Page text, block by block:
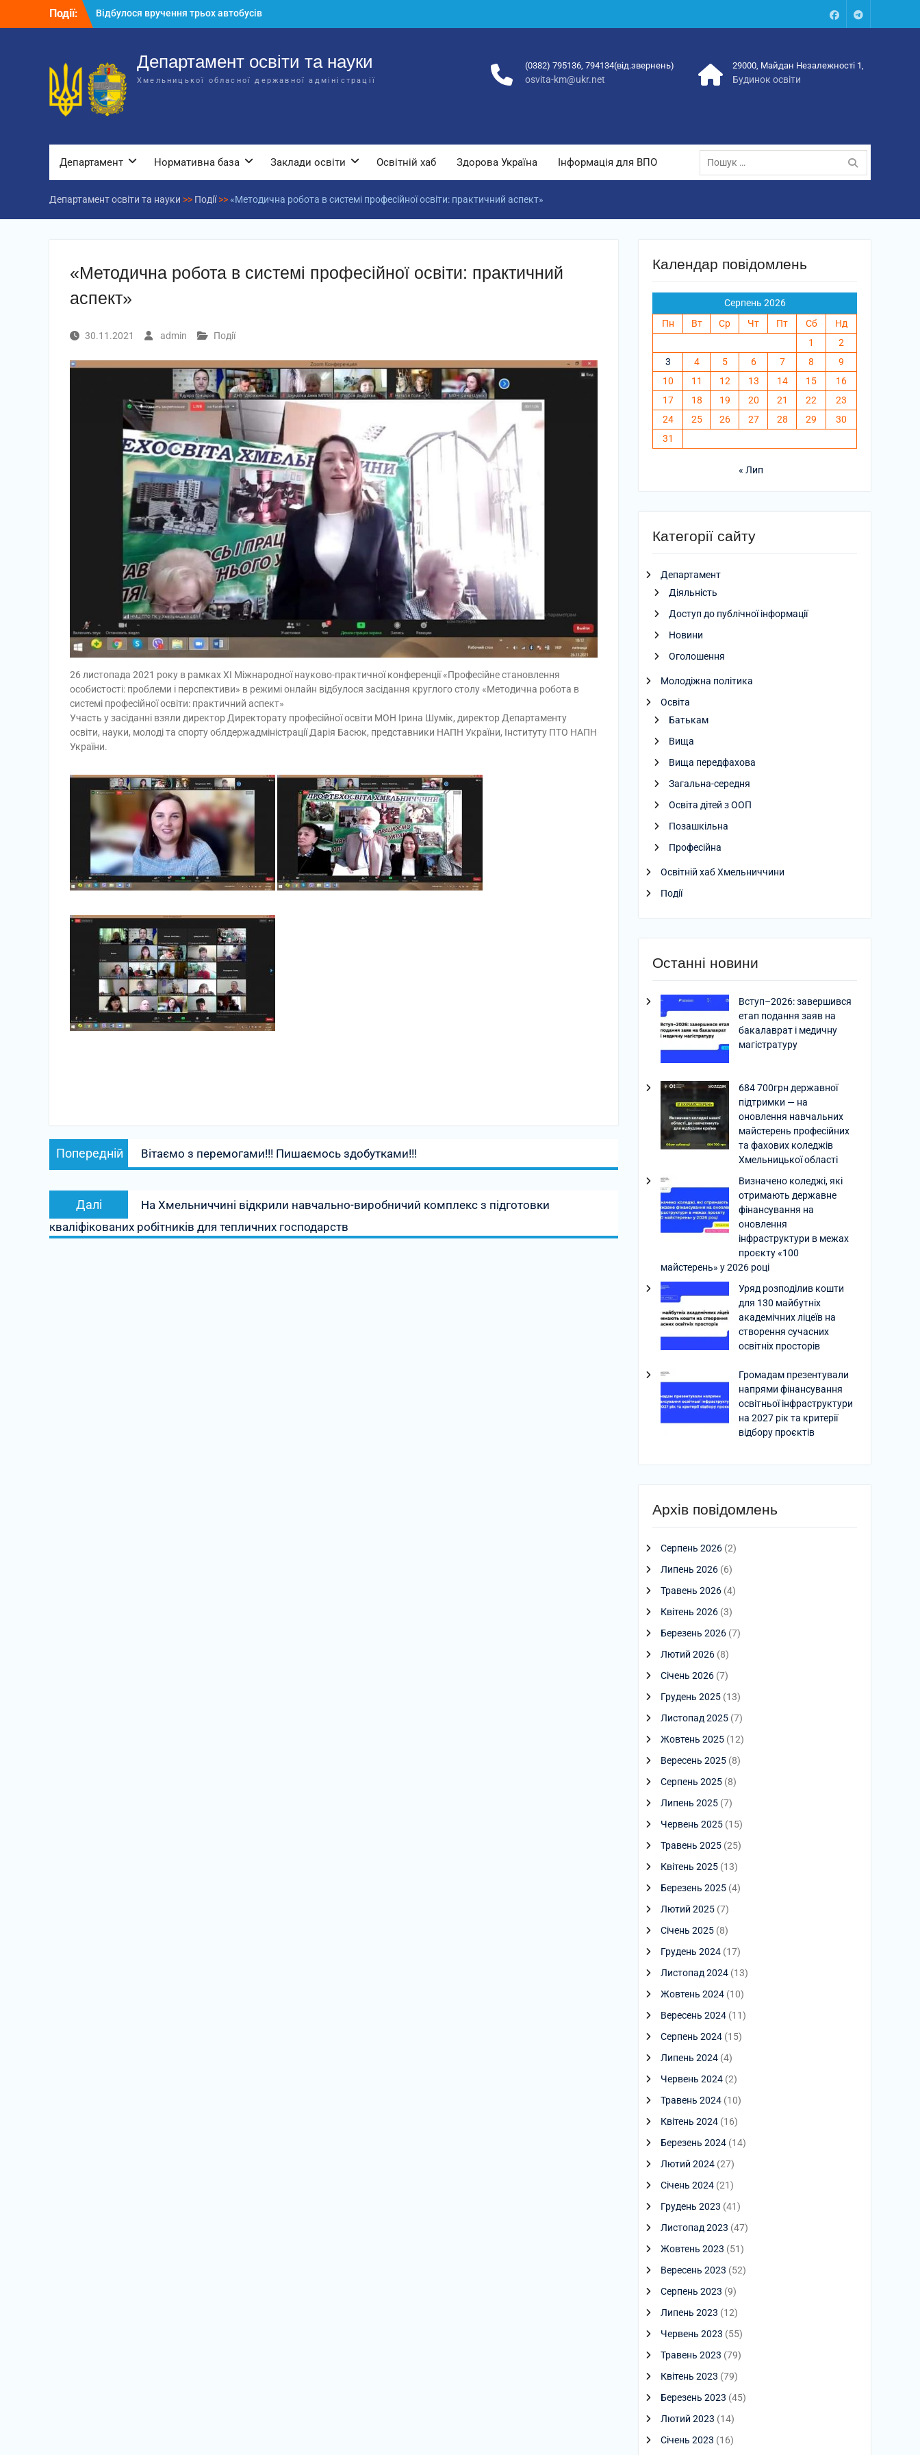
Події:
Відбулося вручення трьох автобусів
для потреб закладів освіти
Департаменту освіти та науки обласної
державної адміністрації
Відбулась обласна нарада для
відповідальних за національно-
патріотичне виховання
FacebookTalegram
Департамент освіти та науки
Хмельницької обласної державної адміністрації
(0382) 795136, 794134(від.звернень)
osvita-km@ukr.net
29000, Майдан Незалежності 1,
Будинок освіти
Департамент Нормативна база Заклади освіти Освітній хаб Здорова Україна Інформація для ВПО
Пошук:
Департамент освіти та науки >> Події>> «Методична робота в системі професійної освіти: практичний аспект»
«Методична робота в системі професійної освіти: практичний
аспект»
30.11.2021 admin Події
26 листопада 2021 року в рамках ХІ Міжнародної науково-практичної конференції «Професійне становлення
особистості: проблеми і перспективи» в режимі онлайн відбулося засідання круглого столу «Методична робота в
системі професійної освіти: практичний аспект»
Участь у засіданні взяли директор Директорату професійної освіти МОН Ірина Шумік, директор Департаменту
освіти, науки, молоді та спорту облдержадміністрації Дарія Басюк, представники НАПН України, Інституту ПТО НАПН
України.
Навігація
записів
Попередній
Попередній
запис:
Вітаємо з перемогами!!! Пишаємось здобутками!!!
Далі
запис:
На Хмельниччині відкрили навчально-виробничий комплекс з підготовки
кваліфікованих робітників для тепличних господарств
Календар повідомлень
Серпень 2026
Пн
Вт Ср Чт Пт Сб
Нд
1
2
3
4 5 6 7 8
9
10
11 12 13 14 15
16
17
18 19 20 21 22
23
24
25 26 27 28 29
30
31
« Лип
Категорії сайту
Департамент
Діяльність
Доступ до публічної інформації
Новини
Оголошення
Молодіжна політика
Освіта
Батькам
Вища
Вища передфахова
Загальна-середня
Освіта дітей з ООП
Позашкільна
Професійна
Освітній хаб Хмельниччини
Події
Останні новини
Вступ–2026: завершився
етап подання заяв на
бакалаврат і медичну
магістратуру
684 700грн державної
підтримки — на
оновлення навчальних
майстерень професійних
та фахових коледжів
Хмельницької області
Визначено коледжі, які
отримають державне
фінансування на
оновлення
інфраструктури в межах
проєкту «100
майстерень» у 2026 році
Уряд розподілив кошти
для 130 майбутніх
академічних ліцеїв на
створення сучасних
освітніх просторів
Громадам презентували
напрями фінансування
освітньої інфраструктури
на 2027 рік та критерії
відбору проєктів
Архів повідомлень
Серпень 2026 (2)
Липень 2026 (6)
Травень 2026 (4)
Квітень 2026 (3)
Березень 2026 (7)
Лютий 2026 (8)
Січень 2026 (7)
Грудень 2025 (13)
Листопад 2025 (7)
Жовтень 2025 (12)
Вересень 2025 (8)
Серпень 2025 (8)
Липень 2025 (7)
Червень 2025 (15)
Травень 2025 (25)
Квітень 2025 (13)
Березень 2025 (4)
Лютий 2025 (7)
Січень 2025 (8)
Грудень 2024 (17)
Листопад 2024 (13)
Жовтень 2024 (10)
Вересень 2024 (11)
Серпень 2024 (15)
Липень 2024 (4)
Червень 2024 (2)
Травень 2024 (10)
Квітень 2024 (16)
Березень 2024 (14)
Лютий 2024 (27)
Січень 2024 (21)
Грудень 2023 (41)
Листопад 2023 (47)
Жовтень 2023 (51)
Вересень 2023 (52)
Серпень 2023 (9)
Липень 2023 (12)
Червень 2023 (55)
Травень 2023 (79)
Квітень 2023 (79)
Березень 2023 (45)
Лютий 2023 (14)
Січень 2023 (16)